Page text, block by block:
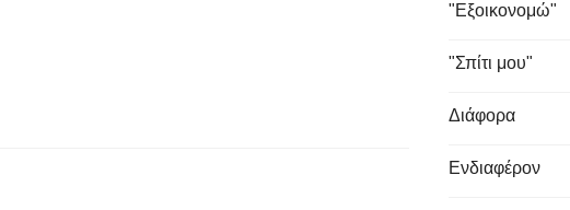
"Εξοικονομώ"
"Σπίτι μου"
Διάφορα
Ενδιαφέρον